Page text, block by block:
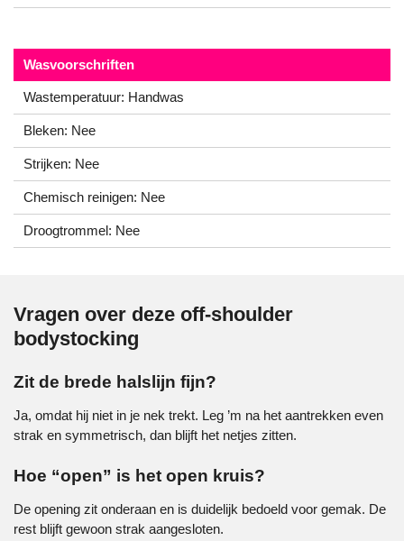
Wasvoorschriften
Wastemperatuur: Handwas
Bleken: Nee
Strijken: Nee
Chemisch reinigen: Nee
Droogtrommel: Nee
Vragen over deze off-shoulder
bodystocking
Zit de brede halslijn fijn?
Ja, omdat hij niet in je nek trekt. Leg ’m na het aantrekken even
strak en symmetrisch, dan blijft het netjes zitten.
Hoe “open” is het open kruis?
De opening zit onderaan en is duidelijk bedoeld voor gemak. De
rest blijft gewoon strak aangesloten.